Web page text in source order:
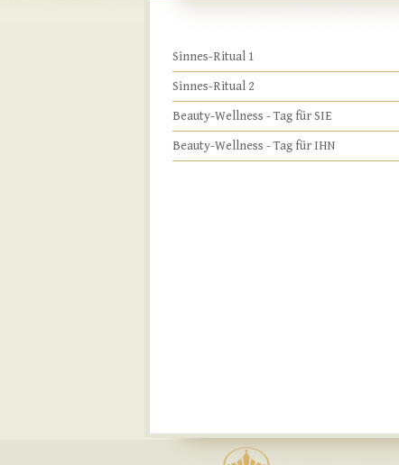
Sinnes-Ritual 1
Sinnes-Ritual 2
Beauty-Wellness - Tag für SIE
Beauty-Wellness - Tag für IHN